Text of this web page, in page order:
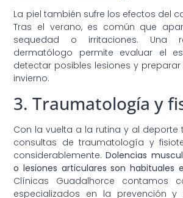
La piel también sufre los efectos del
Tras el verano, es común que
sequedad o irritaciones. Una
dermatólogo permite evaluar el
detectar posibles lesiones y
invierno.
3. Traumatología y
Con la vuelta a la rutina y al deporte
consultas de traumatología y
considerablemente.Dolencias
o lesiones articulares son habituales
Clínicas Guadalhorce contamos
especializados en la prevención y